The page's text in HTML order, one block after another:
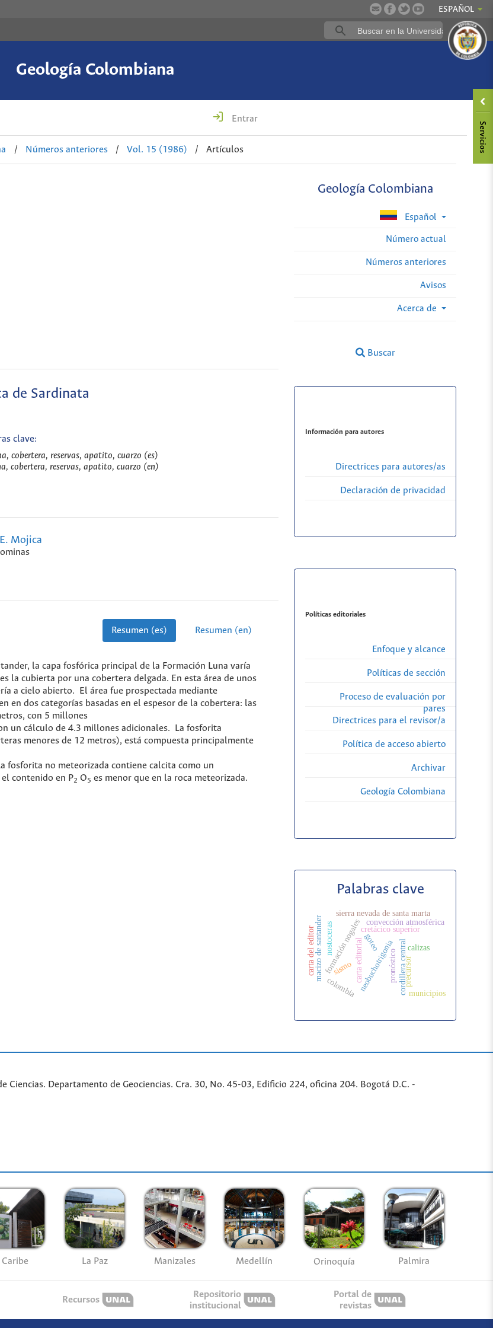
ESPAÑOL
Geología Colombiana
Entrar
/ Números anteriores / Vol. 15 (1986) / Artículos
Geología Colombiana
Español
Número actual
Números anteriores
Avisos
Acerca de
Buscar
de Sardinata
clave:
cobertera, reservas, apatito, cuarzo (es)
cobertera, reservas, apatito, cuarzo (en)
Mojica
Resumen (es) Resumen (en)
la capa fosfórica principal de la Formación Luna varía
la cubierta por una cobertera delgada. En esta área de unos
a cielo abierto. El área fue prospectada mediante
en dos categorías basadas en el espesor de la cobertera: las
con 5 millones
un cálculo de 4.3 millones adicionales. La fosforita
menores de 12 metros), está compuesta principalmente
fosforita no meteorizada contiene calcita como un
contenido en P2 O5 es menor que en la roca meteorizada.
Información para autores
Directrices para autores/as
Declaración de privacidad
Políticas editoriales
Enfoque y alcance
Políticas de sección
Proceso de evaluación por
pares
Directrices para el revisor/a
Política de acceso abierto
Archivar
Geología Colombiana
Palabras clave
carta editorial
formación nogalescretácico superior
nostoceras neobuchotrigonia
sierra nevada de santa marta
macizo de santander cordillera central
colombia
carta del editor
convección atmosférica
calizas
goteo
sismo pronóstico precursor
municipios
Ciencias. Departamento de Geociencias. Cra. 30, No. 45-03, Edificio 224, oficina 204. Bogotá D.C. -
Caribe La Paz Manizales Medellín Orinoquía Palmira
Recursos
Repositorio
institucional
Portal de
revistas